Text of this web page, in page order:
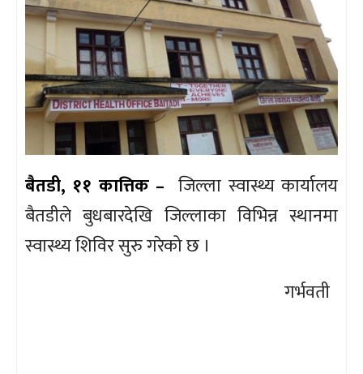
बैतडी, ११ कात्तिक –जिल्ला स्वास्थ्य कार्यालय
बैतडीले बुधबारदेखि जिल्लाका विभिन्न स्थानमा
स्वास्थ्य शिविर सुरु गरेको छ ।
गर्भवती